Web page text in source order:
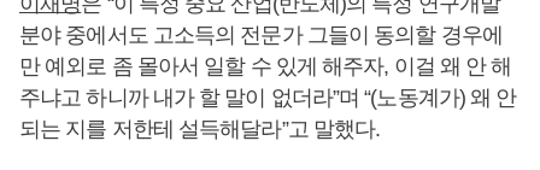
분야 중에서도 고소득의 전문가 그들이 동의할 경우에
만 예외로 좀 몰아서 일할 수 있게 해주자, 이걸 왜 안 해
주냐고 하니까 내가 할 말이 없더라”며 “(노동계가) 왜 안
되는 지를 저한테 설득해달라”고 말했다.